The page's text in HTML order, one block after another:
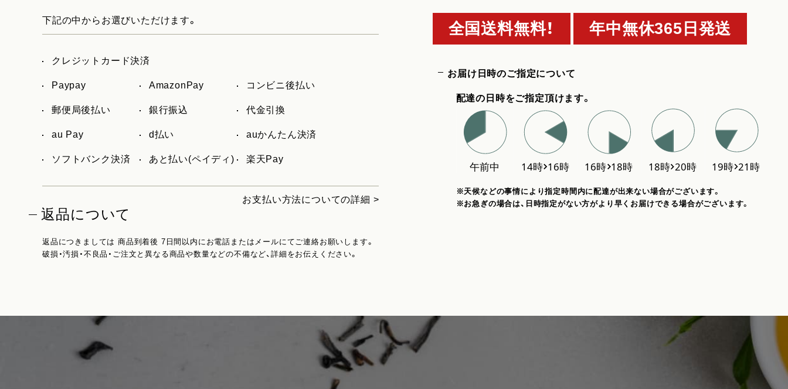
下記の中からお選びいただけます。
クレジットカード決済
Paypay AmazonPay コンビニ後払い
郵便局後払い 銀行振込 代金引換
au Pay d払い auかんたん決済
ソフトバンク決済 あと払い(ペイディ) 楽天Pay
お支払い方法についての詳細 >
返品について
返品につきましては 商品到着後 7日間以内にお電話またはメールにてご連絡お願いします。
破損・汚損・不良品・ご注文と異なる商品や数量などの不備など、詳細をお伝えください。
全国送料無料！ 年中無休365日発送
お届け日時のご指定について
配達の日時をご指定頂けます。
※天候などの事情により指定時間内に配達が出来ない場合がございます。
※お急ぎの場合は、日時指定がない方がより早くお届けできる場合がございます。